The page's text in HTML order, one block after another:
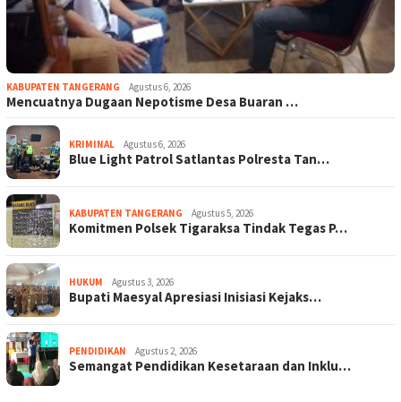
KABUPATEN TANGERANG Agustus 6, 2026
Mencuatnya Dugaan Nepotisme Desa Buaran …
KRIMINAL Agustus 6, 2026
Blue Light Patrol Satlantas Polresta Tan…
KABUPATEN TANGERANG Agustus 5, 2026
Komitmen Polsek Tigaraksa Tindak Tegas P…
HUKUM Agustus 3, 2026
Bupati Maesyal Apresiasi Inisiasi Kejaks…
PENDIDIKAN Agustus 2, 2026
Semangat Pendidikan Kesetaraan dan Inklu…